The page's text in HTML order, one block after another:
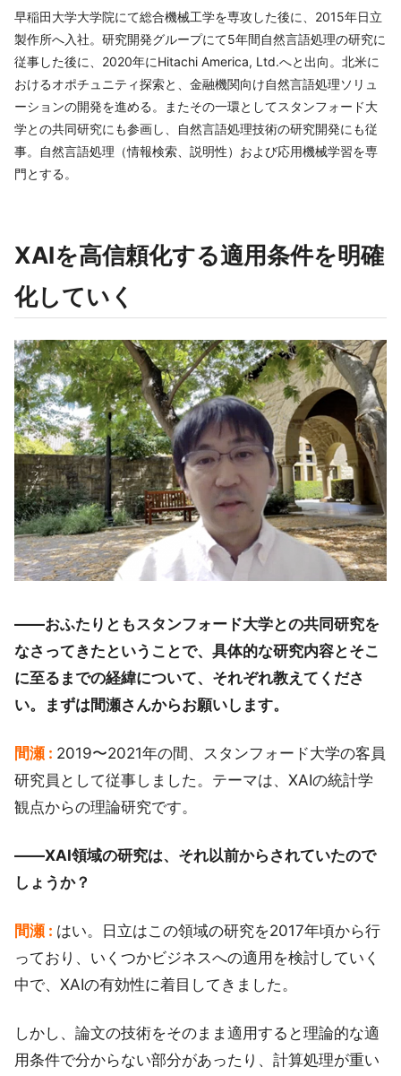
早稲田大学大学院にて総合機械工学を専攻した後に、2015年日立
製作所へ入社。研究開発グループにて5年間自然言語処理の研究に
従事した後に、2020年にHitachi America, Ltd.へと出向。北米に
おけるオポチュニティ探索と、金融機関向け自然言語処理ソリュ
ーションの開発を進める。またその一環としてスタンフォード大
学との共同研究にも参画し、自然言語処理技術の研究開発にも従
事。自然言語処理（情報検索、説明性）および応用機械学習を専
門とする。
XAIを高信頼化する適用条件を明確
化していく
――おふたりともスタンフォード大学との共同研究を
なさってきたということで、具体的な研究内容とそこ
に至るまでの経緯について、それぞれ教えてくださ
い。まずは間瀬さんからお願いします。
間瀬 : 2019〜2021年の間、スタンフォード大学の客員
研究員として従事しました。テーマは、XAIの統計学
観点からの理論研究です。
――XAI領域の研究は、それ以前からされていたので
しょうか？
間瀬 : はい。日立はこの領域の研究を2017年頃から行
っており、いくつかビジネスへの適用を検討していく
中で、XAIの有効性に着目してきました。
しかし、論文の技術をそのまま適用すると理論的な適
用条件で分からない部分があったり、計算処理が重い